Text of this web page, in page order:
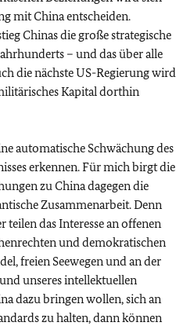
mit China entscheiden.
Chinas die große strategische
– und das über alle
die nächste US-Regierung wird
Kapital dorthin
automatische Schwächung des
erkennen. Für mich birgt die
zu China dagegen die
Zusammenarbeit. Denn
das Interesse an offenen
und demokratischen
freien Seewegen und an der
unseres intellektuellen
dazu bringen wollen, sich an
zu halten, dann können